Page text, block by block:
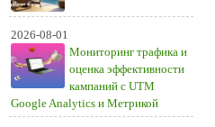
2026-08-01
Мониторинг трафика и
оценка эффективности
кампаний с UTM
Google Analytics и Метрикой